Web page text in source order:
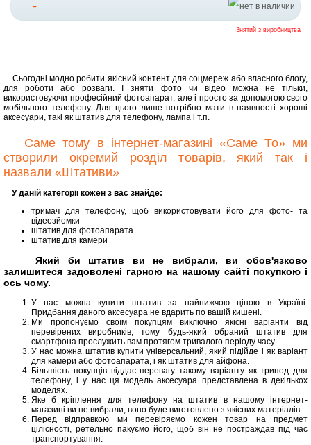
-
Знятий з виробництва
Сьогодні модно робити якісний контент для соцмереж або власного блогу,
для роботи або розваги. І зняти фото чи відео можна не тільки,
використовуючи професійний фотоапарат, але і просто за допомогою свого
мобільного телефону. Для цього лише потрібно мати в наявності хороші
аксесуари, такі як штатив для телефону, лампа і т.п.
Саме тому в інтернет-магазині «Саме То» ми
створили окремий розділ товарів, який так і
назвали «Штативи»
У даній категорії кожен з вас знайде:
тримач для телефону, щоб використовувати його для фото- та
відеозйомки
штатив для фотоапарата
штатив для камери
Який би штатив ви не вибрали, ви обов'язково
залишитеся задоволені гарною на нашому сайті покупкою і
ось чому.
У нас можна купити штатив за найнижчою ціною в Україні.
Придбання даного аксесуара не вдарить по вашій кишені.
Ми пропонуємо своїм покупцям виключно якісні варіанти від
перевірених виробників, тому будь-який обраний штатив для
смартфона прослужить вам протягом тривалого періоду часу.
У нас можна штатив купити універсальний, який підійде і як варіант
для камери або фотоапарата, і як штатив для айфона.
Більшість покупців віддає перевагу такому варіанту як трипод для
телефону, і у нас ця модель аксесуара представлена ​​в декількох
моделях.
Яке б кріплення для телефону на штатив в нашому інтернет-
магазині ви не вибрали, воно буде виготовлено з якісних матеріалів.
Перед відправкою ми перевіряємо кожен товар на предмет
цілісності, ретельно пакуємо його, щоб він не постраждав під час
транспортування.